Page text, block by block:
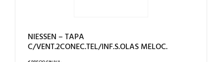
NIESSEN – TAPA
C/VENT.2CONEC.TEL/INF.S.OLAS MELOC.